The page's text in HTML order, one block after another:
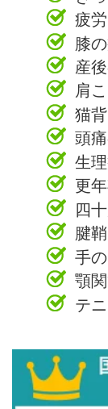
疲
膝
産
肩
猫背
頭
生
更
四
腱
手
顎
テ